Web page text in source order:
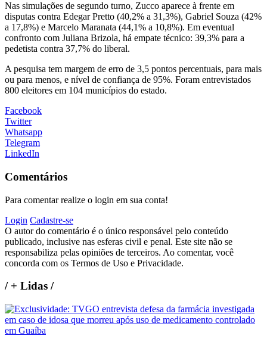
Nas simulações de segundo turno, Zucco aparece à frente em
disputas contra Edegar Pretto (40,2% a 31,3%), Gabriel Souza (42%
a 17,8%) e Marcelo Maranata (44,1% a 10,8%). Em eventual
confronto com Juliana Brizola, há empate técnico: 39,3% para a
pedetista contra 37,7% do liberal.
A pesquisa tem margem de erro de 3,5 pontos percentuais, para mais
ou para menos, e nível de confiança de 95%. Foram entrevistados
800 eleitores em 104 municípios do estado.
Facebook
Twitter
Whatsapp
Telegram
LinkedIn
Comentários
Para comentar realize o login em sua conta!
Login Cadastre-se
O autor do comentário é o único responsável pelo conteúdo
publicado, inclusive nas esferas civil e penal. Este site não se
responsabiliza pelas opiniões de terceiros. Ao comentar, você
concorda com os Termos de Uso e Privacidade.
/+ Lidas /